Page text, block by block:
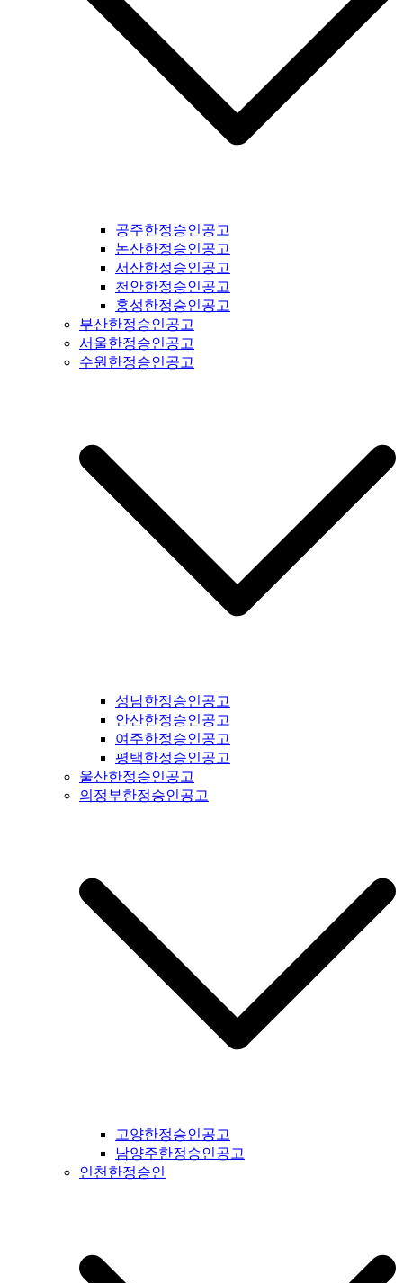
경산신문공고 #청도신문공고 #고령신문공고 #대구신문공고 #
울주신문공고 #울산신문공고 #부산신문공고 #기장신문공고 #
거창신문공고 #합천신문공고 #창녕신문공고 #밀양신문공고 #
창원신문공고 #김해신문공고 #의령신문공고 #진주신문공고 #
하동신문공고 #사천신문공고 #고성신문공고 #거제신문공고 #
통영신문공고 #남해신문공고 #서귀포신문공고 #제주도신문공
고 #경기도일간지공고 #연천군일간지공고 #포천시일간지공고
#동두천시일간지공고 #양주시일간지공고 #의정부시일간지공
시일간지공고 #경기도광주일간지공고 #광주시일간지공고 #양
평군일간지공고 #여주시일간지공고 #이천시일간지공고 #용인
시일간지공고 #수원시일간지공고 #화성시일간지공고 #오산시
일간지공고 #인천시일간지공고 #평택시일간지공고 #안성시일
간지공고 #평택시일간지공고 #안성시일간지공고 #대부도일간
지공고 #제부도일간지공고 #오이도일간지공고 #서울일간지공
고 #서울시일간지공고 #강서구일간지공고 #양천구일간지공고
#구로구일간지공고 #영등포구일간지공고 #금천구일간지공고
구일간지공고 #강북구일간지공고 #도봉구일간지공고 #노원구
일간지공고 #중랑구일간지공고 #강원도일간지공고 #철원군일
간지공고 #양구군일간지공고 #인제군일간지공고 #고성군일간
지공고 #속초시일간지공고 #양양군일간지공고 #홍천군일간지
공고 #화천군일간지공고 #춘천시일간지공고 #횡성군일간지공
고 #원주시일간지공고 #평창군일간지공고 #정선군일간지공고
#강릉시일간지공고 #동해시일간지공고 #삼척시일간지공고 #
태백시일간지공고 #영월군일간지공고 #충북일간지공고 #충청
북도일간지공고 #제천시일간지공고 #단양군일간지공고 #충주
시일간지공고 #괴산군일간지공고 #음성군일간지공고 #진천군
고 #예산군일간지공고 #아산시일간지공고 #천안시일간지공고
#청양군일간지공고 #안면도일간지공고 #보령시일간지공고 #
부여군일간지공고 #서천군일간지공고 #논산시일간지공고 #계
룡시일간지공고 #공주시일간지공고 #금산군군일간지공고 #덕
산면일간지공고 #공주시일간지공고 #정안면일간지공고 #안면
도일간지공고 #대전시일간지공고 #전라북도일간지공고 #전북
공고 #부안군일간지공고 #정읍시일간지공고 #고창군일간지공
고 #순창군일간지공고 #남원시일간지공고 #복흥면일간지공고
#격포일간지공고 #순창군일간지공고 #칠보면일간지공고 #전
라남도일간지공고 #전남일간지공고 #나주시일간지공고 #장성
군일간지공고 #담양군일간지공고 #곡성군일간지공고 #구례군
일간지공고 #하동군일간지공고 #순천시일간지공고 #여수시일
간지공고 #고흥시일간지공고 #완도군일간지공고 #해남군일간
지공고 #강진군일간지공고 #장흥군일간지공고 #영암군일간지
공고 #광주광역시일간지공고 #무안군일간지공고 #함평군일간
지공고 #영광군일간지공고 #신안군일간지공고 #진도군일간지
송군일간지공고 #영덕군일간지공고 #군위군일간지공고 #김천
시일간지공고 #구미시일간지공고 #칠곡군일간지공고 #성주군
일간지공고 #포항시일간지공고 #영천시일간지공고 #경주시일
공고 #경남일간지공고 #거창군일간지공고 #합천군일간지공고
#창녕군일간지공고 #밀양시일간지공고 #김해시일간지공고 #
공주한정승인공고
논산한정승인공고
서산한정승인공고
천안한정승인공고
홍성한정승인공고
부산한정승인공고
서울한정승인공고
수원한정승인공고
성남한정승인공고
안산한정승인공고
여주한정승인공고
평택한정승인공고
울산한정승인공고
의정부한정승인공고
고양한정승인공고
남양주한정승인공고
인천한정승인